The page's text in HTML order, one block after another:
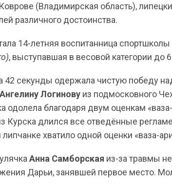
(Владимирская область),
различного достоинства.
14-летняя воспитанница
, выступавшая в весовой категории до
42 секунды одержала чистую победу
Ангелину Логинову из подмосковного
одолела благодаря двум оценкам
Курска длился все отведённые
хватило одной оценки «ваза-
Анна Самборская из-за травмы
Дарьи, занявшей первое место.